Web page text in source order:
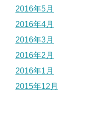
2016年5月
2016年4月
2016年3月
2016年2月
2016年1月
2015年12月